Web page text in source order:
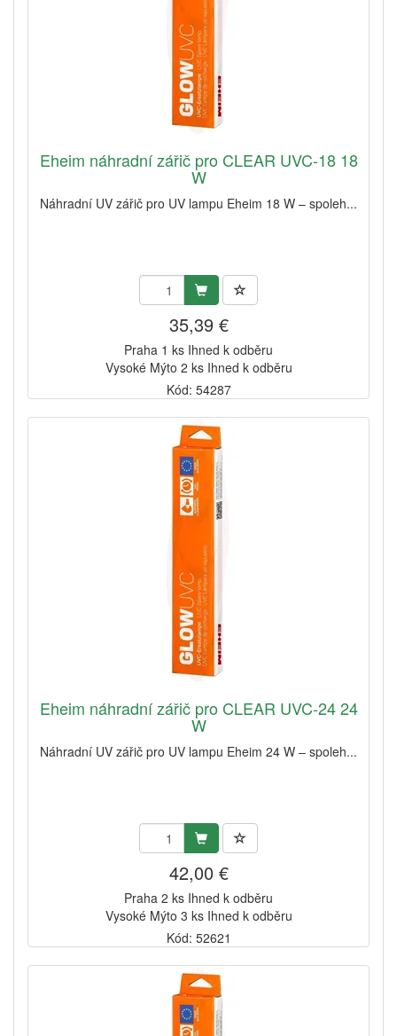
Eheim náhradní zářič pro CLEAR UVC-18 18
W
Náhradní UV zářič pro UV lampu Eheim 18 W – spoleh...
35,39 €
Praha 1 ks Ihned k odběru
Vysoké Mýto 2 ks Ihned k odběru
Kód: 54287
Eheim náhradní zářič pro CLEAR UVC-24 24
W
Náhradní UV zářič pro UV lampu Eheim 24 W – spoleh...
42,00 €
Praha 2 ks Ihned k odběru
Vysoké Mýto 3 ks Ihned k odběru
Kód: 52621